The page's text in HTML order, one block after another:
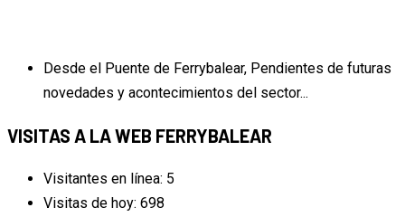
Desde el Puente de Ferrybalear, Pendientes de futuras
novedades y acontecimientos del sector...
VISITAS A LA WEB FERRYBALEAR
Visitantes en línea: 5
Visitas de hoy: 698